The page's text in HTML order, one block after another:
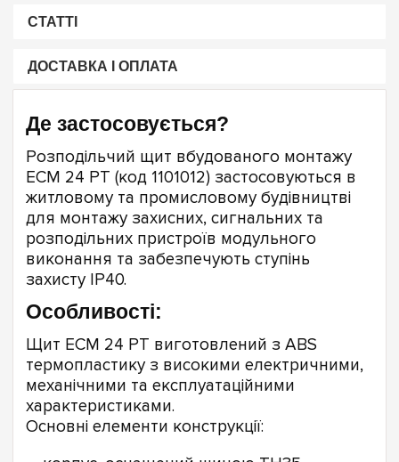
СТАТТІ
ДОСТАВКА І ОПЛАТА
Де застосовується?
Розподільчий щит вбудованого монтажу
ECM 24 PT (код 1101012) застосовуються в
житловому та промисловому будівництві
для монтажу захисних, сигнальних та
розподільних пристроїв модульного
виконання та забезпечують ступінь
захисту ІР40.
Особливості:
Щит ECM 24 PT виготовлений з ABS
термопластику з високими електричними,
механічними та експлуатаційними
характеристиками.
Основні елементи конструкції: